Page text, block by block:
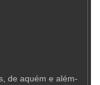
de aquém e além-